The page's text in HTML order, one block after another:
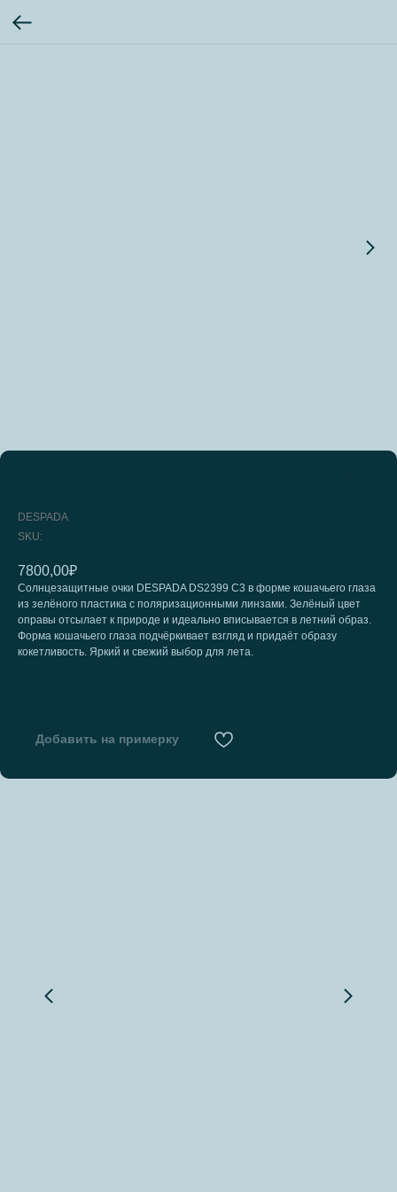
DESPADA
SKU:
7800,00₽
Добавить на примерку
Солнцезащитные очки DESPADA DS2399 С3 в форме кошачьего глаза
из зелёного пластика с поляризационными линзами. Зелёный цвет
оправы отсылает к природе и идеально вписывается в летний образ.
Форма кошачьего глаза подчёркивает взгляд и придаёт образу
кокетливость. Яркий и свежий выбор для лета.